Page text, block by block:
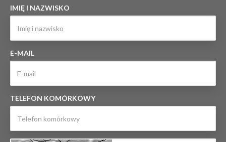
IMIĘ I NAZWISKO
E-MAIL
TELEFON KOMÓRKOWY